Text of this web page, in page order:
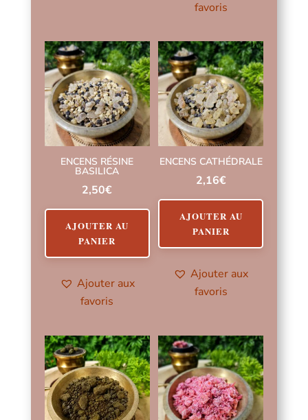
favoris
ENCENS RÉSINE
BASILICA
2,50€
AJOUTER AU
PANIER
Ajouter aux
favoris
ENCENS CATHÉDRALE
2,16€
AJOUTER AU
PANIER
Ajouter aux
favoris